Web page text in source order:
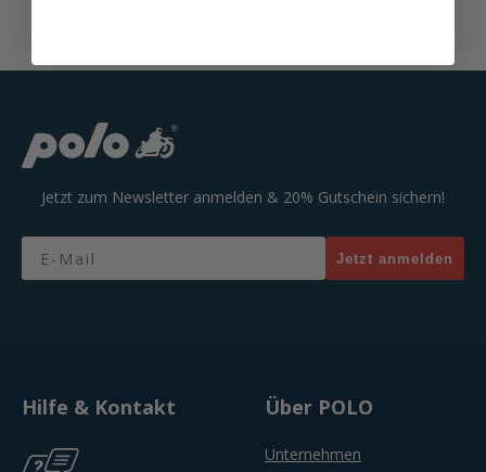
Jetzt zum Newsletter anmelden & 20% Gutschein sichern!
Email
Jetzt anmelden
Hilfe & Kontakt Über POLO
Unternehmen